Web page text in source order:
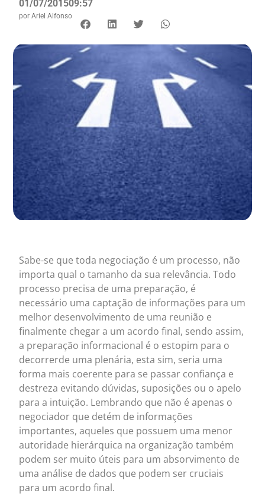
01/07/201509:57
por Ariel Alfonso
Sabe-se que toda negociação é um processo, não
importa qual o tamanho da sua relevância. Todo
processo precisa de uma preparação, é
necessário uma captação de informações para um
melhor desenvolvimento de uma reunião e
finalmente chegar a um acordo final, sendo assim,
a preparação informacional é o estopim para o
decorrerde uma plenária, esta sim, seria uma
forma mais coerente para se passar confiança e
destreza evitando dúvidas, suposições ou o apelo
para a intuição. Lembrando que não é apenas o
negociador que detém de informações
importantes, aqueles que possuem uma menor
autoridade hierárquica na organização também
podem ser muito úteis para um absorvimento de
uma análise de dados que podem ser cruciais
para um acordo final.